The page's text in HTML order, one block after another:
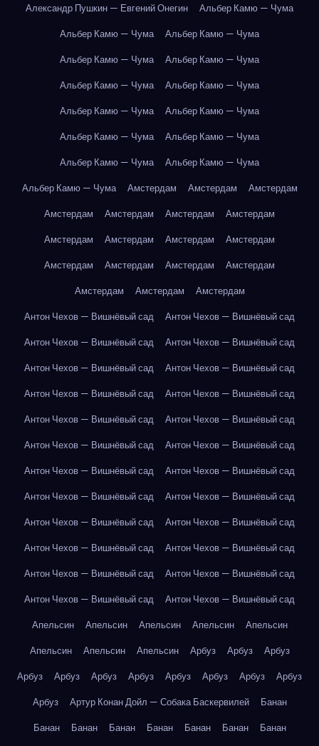
Александр Пушкин — Евгений Онегин
Альбер Камю — Чума
Альбер Камю — Чума
Альбер Камю — Чума
Альбер Камю — Чума
Альбер Камю — Чума
Альбер Камю — Чума
Альбер Камю — Чума
Альбер Камю — Чума
Альбер Камю — Чума
Альбер Камю — Чума
Альбер Камю — Чума
Альбер Камю — Чума
Альбер Камю — Чума
Альбер Камю — Чума
Амстердам Амстердам
Амстердам
Амстердам
Амстердам Амстердам
Амстердам
Амстердам
Амстердам Амстердам
Амстердам
Амстердам
Амстердам Амстердам
Амстердам
Амстердам
Амстердам
Амстердам
Антон Чехов — Вишнёвый сад
Антон Чехов — Вишнёвый сад
Антон Чехов — Вишнёвый сад
Антон Чехов — Вишнёвый сад
Антон Чехов — Вишнёвый сад
Антон Чехов — Вишнёвый сад
Антон Чехов — Вишнёвый сад
Антон Чехов — Вишнёвый сад
Антон Чехов — Вишнёвый сад
Антон Чехов — Вишнёвый сад
Антон Чехов — Вишнёвый сад
Антон Чехов — Вишнёвый сад
Антон Чехов — Вишнёвый сад
Антон Чехов — Вишнёвый сад
Антон Чехов — Вишнёвый сад
Антон Чехов — Вишнёвый сад
Антон Чехов — Вишнёвый сад
Антон Чехов — Вишнёвый сад
Антон Чехов — Вишнёвый сад
Антон Чехов — Вишнёвый сад
Антон Чехов — Вишнёвый сад
Антон Чехов — Вишнёвый сад
Антон Чехов — Вишнёвый сад
Антон Чехов — Вишнёвый сад
Апельсин
Апельсин Апельсин Апельсин
Апельсин
Апельсин
Апельсин Апельсин Арбуз Арбуз
Арбуз
Арбуз
Арбуз Арбуз Арбуз Арбуз Арбуз Арбуз
Арбуз
Арбуз
Артур Конан Дойл — Собака Баскервилей
Банан
Банан
Банан Банан Банан Банан Банан
Банан